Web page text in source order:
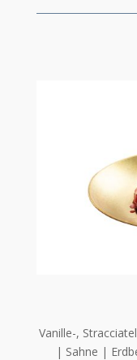
Vanille-,
| Sahne |